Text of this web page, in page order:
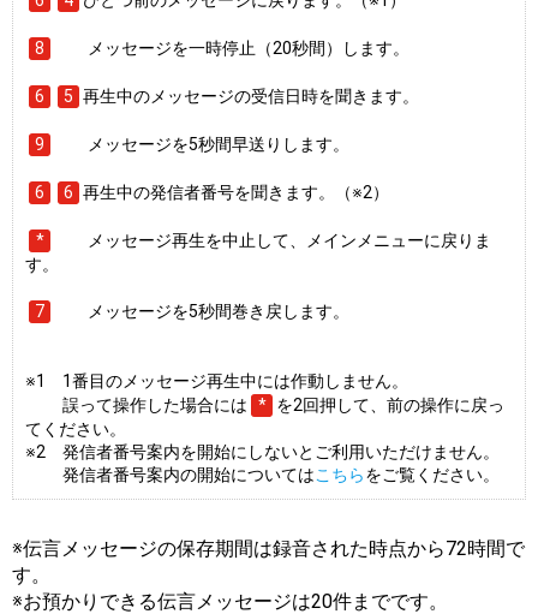
8 メッセージを一時停止（20秒間）します。
6 5 再生中のメッセージの受信日時を聞きます。
9 メッセージを5秒間早送りします。
6 6 再生中の発信者番号を聞きます。（※2）
*
メッセージ再生を中止して、メインメニューに戻りま
す。
7 メッセージを5秒間巻き戻します。
※1 1番目のメッセージ再生中には作動しません。
誤って操作した場合には
* を2回押して、前の操作に戻っ
てください。
※2 発信者番号案内を開始にしないとご利用いただけません。
発信者番号案内の開始についてはこちらをご覧ください。
※伝言メッセージの保存期間は録音された時点から72時間で
す。
※お預かりできる伝言メッセージは20件までです。